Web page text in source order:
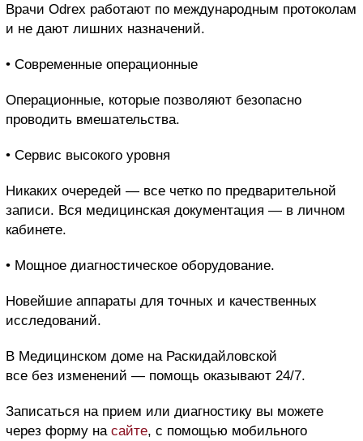
Врачи Odrex работают по международным протоколам
и не дают лишних назначений.
• Современные операционные
Операционные, которые позволяют безопасно
проводить вмешательства.
• Сервис высокого уровня
Никаких очередей — все четко по предварительной
записи. Вся медицинская документация — в личном
кабинете.
• Мощное диагностическое оборудование.
Новейшие аппараты для точных и качественных
исследований.
В Медицинском доме на Раскидайловской
все без изменений — помощь оказывают 24/7.
Записаться на прием или диагностику вы можете
через форму на сайте, с помощью мобильного